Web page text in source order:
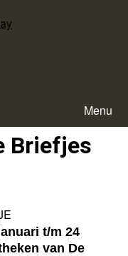
Menu
Briefjes
t/m 24
van De